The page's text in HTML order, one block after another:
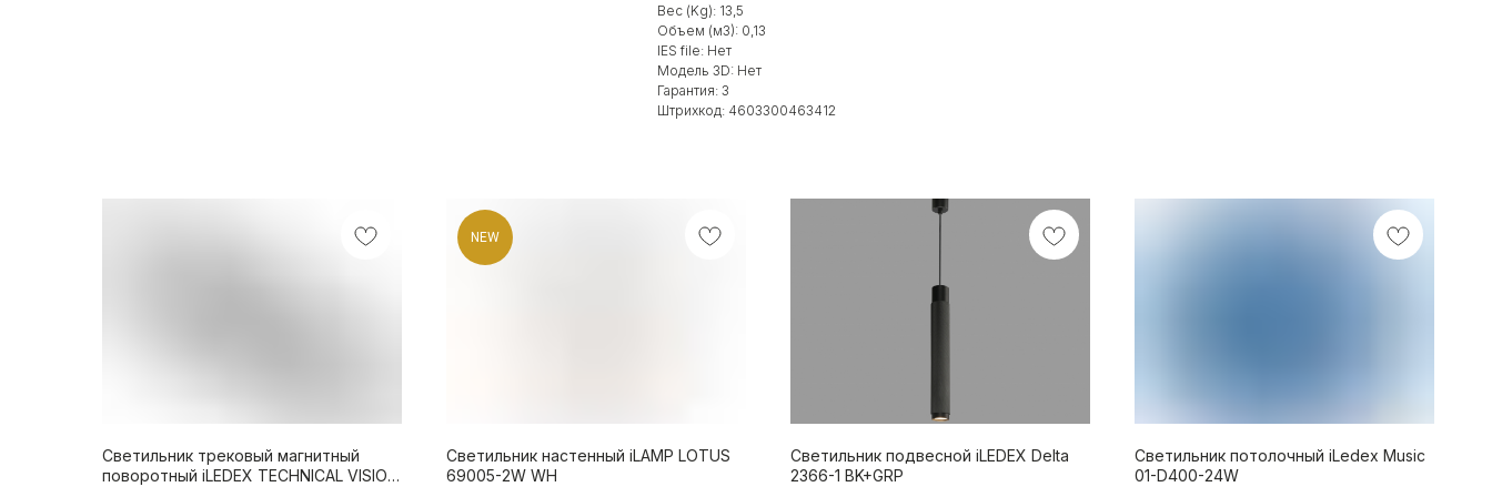
Вес (Kg): 13,5
Объем (м3): 0,13
IES file: Нет
Модель 3D: Нет
Гарантия: 3
Штрихкод: 4603300463412
Светильник трековый магнитный
поворотный iLEDEX TECHNICAL VISION
NEW
Светильник настенный iLAMP LOTUS
69005-2W WH
Светильник подвесной iLEDEX Delta
2366-1 BK+GRP
Светильник потолочный iLedex Music
01-D400-24W